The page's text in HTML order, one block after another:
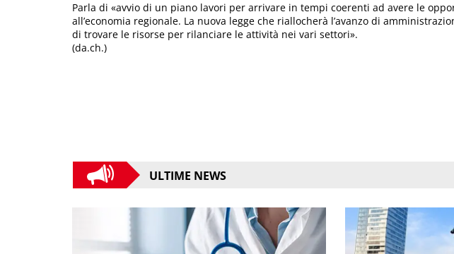
Parla di «avvio di un piano lavori per arrivare in tempi coerenti ad avere le
all’economia regionale. La nuova legge che riallocherà l’avanzo di
di trovare le risorse per rilanciare le attività nei vari settori».
(da.ch.)
ULTIME NEWS